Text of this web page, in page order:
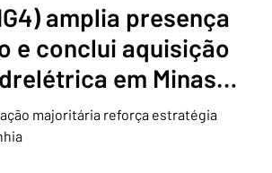
amplia presença
e conclui aquisição
em Minas
majoritária reforça estratégia